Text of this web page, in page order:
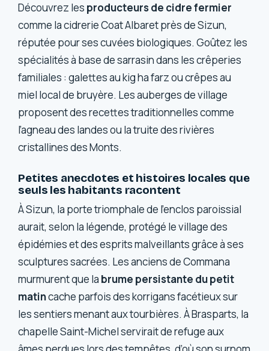
Découvrez les producteurs de cidre fermier
comme la cidrerie Coat Albaret près de Sizun,
réputée pour ses cuvées biologiques. Goûtez les
spécialités à base de sarrasin dans les crêperies
familiales : galettes au kig ha farz ou crêpes au
miel local de bruyère. Les auberges de village
proposent des recettes traditionnelles comme
l’agneau des landes ou la truite des rivières
cristallines des Monts.
Petites anecdotes et histoires locales que
seuls les habitants racontent
À Sizun, la porte triomphale de l’enclos paroissial
aurait, selon la légende, protégé le village des
épidémies et des esprits malveillants grâce à ses
sculptures sacrées. Les anciens de Commana
murmurent que la brume persistante du petit
matincache parfois des korrigans facétieux sur
les sentiers menant aux tourbières. À Brasparts, la
chapelle Saint-Michel servirait de refuge aux